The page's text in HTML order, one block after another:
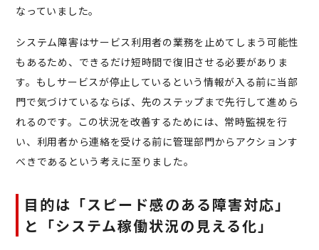
なっていました。
システム障害はサービス利用者の業務を止めてしまう可能性
もあるため、できるだけ短時間で復旧させる必要がありま
す。もしサービスが停止しているという情報が入る前に当部
門で気づけているならば、先のステップまで先行して進めら
れるのです。この状況を改善するためには、常時監視を行
い、利用者から連絡を受ける前に管理部門からアクションす
べきであるという考えに至りました。
目的は「スピード感のある障害対応」
と「システム稼働状況の見える化」